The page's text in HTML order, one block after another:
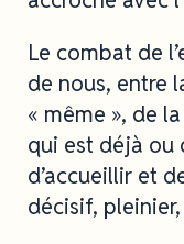
Le combat de
de nous, entre
« même », de
qui est déjà ou
d’accueillir et
décisif,